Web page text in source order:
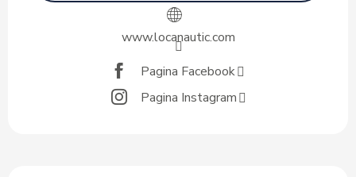
www.locanautic.com
Pagina Facebook
Pagina Instagram